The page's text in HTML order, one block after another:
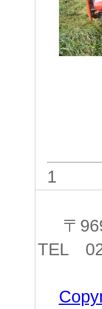
1
〒
TEL